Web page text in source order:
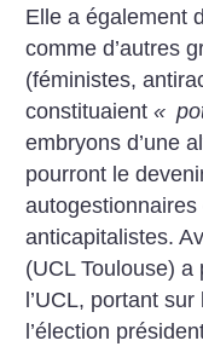
Elle a également
comme d’autres
(féministes,
constituaient«
embryons d’une
pourront le
anticapitalistes.
(UCL Toulouse)
l’UCL, portant
l’élection